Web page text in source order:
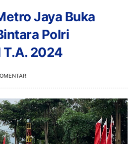
Jaya Buka
Polri
T.A. 2024